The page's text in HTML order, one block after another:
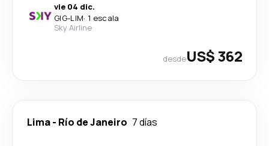
vie 04 dic.
GIG-LIM· 1 escala
Sky Airline
desdeUS$ 362
Lima- Río de Janeiro 7 días